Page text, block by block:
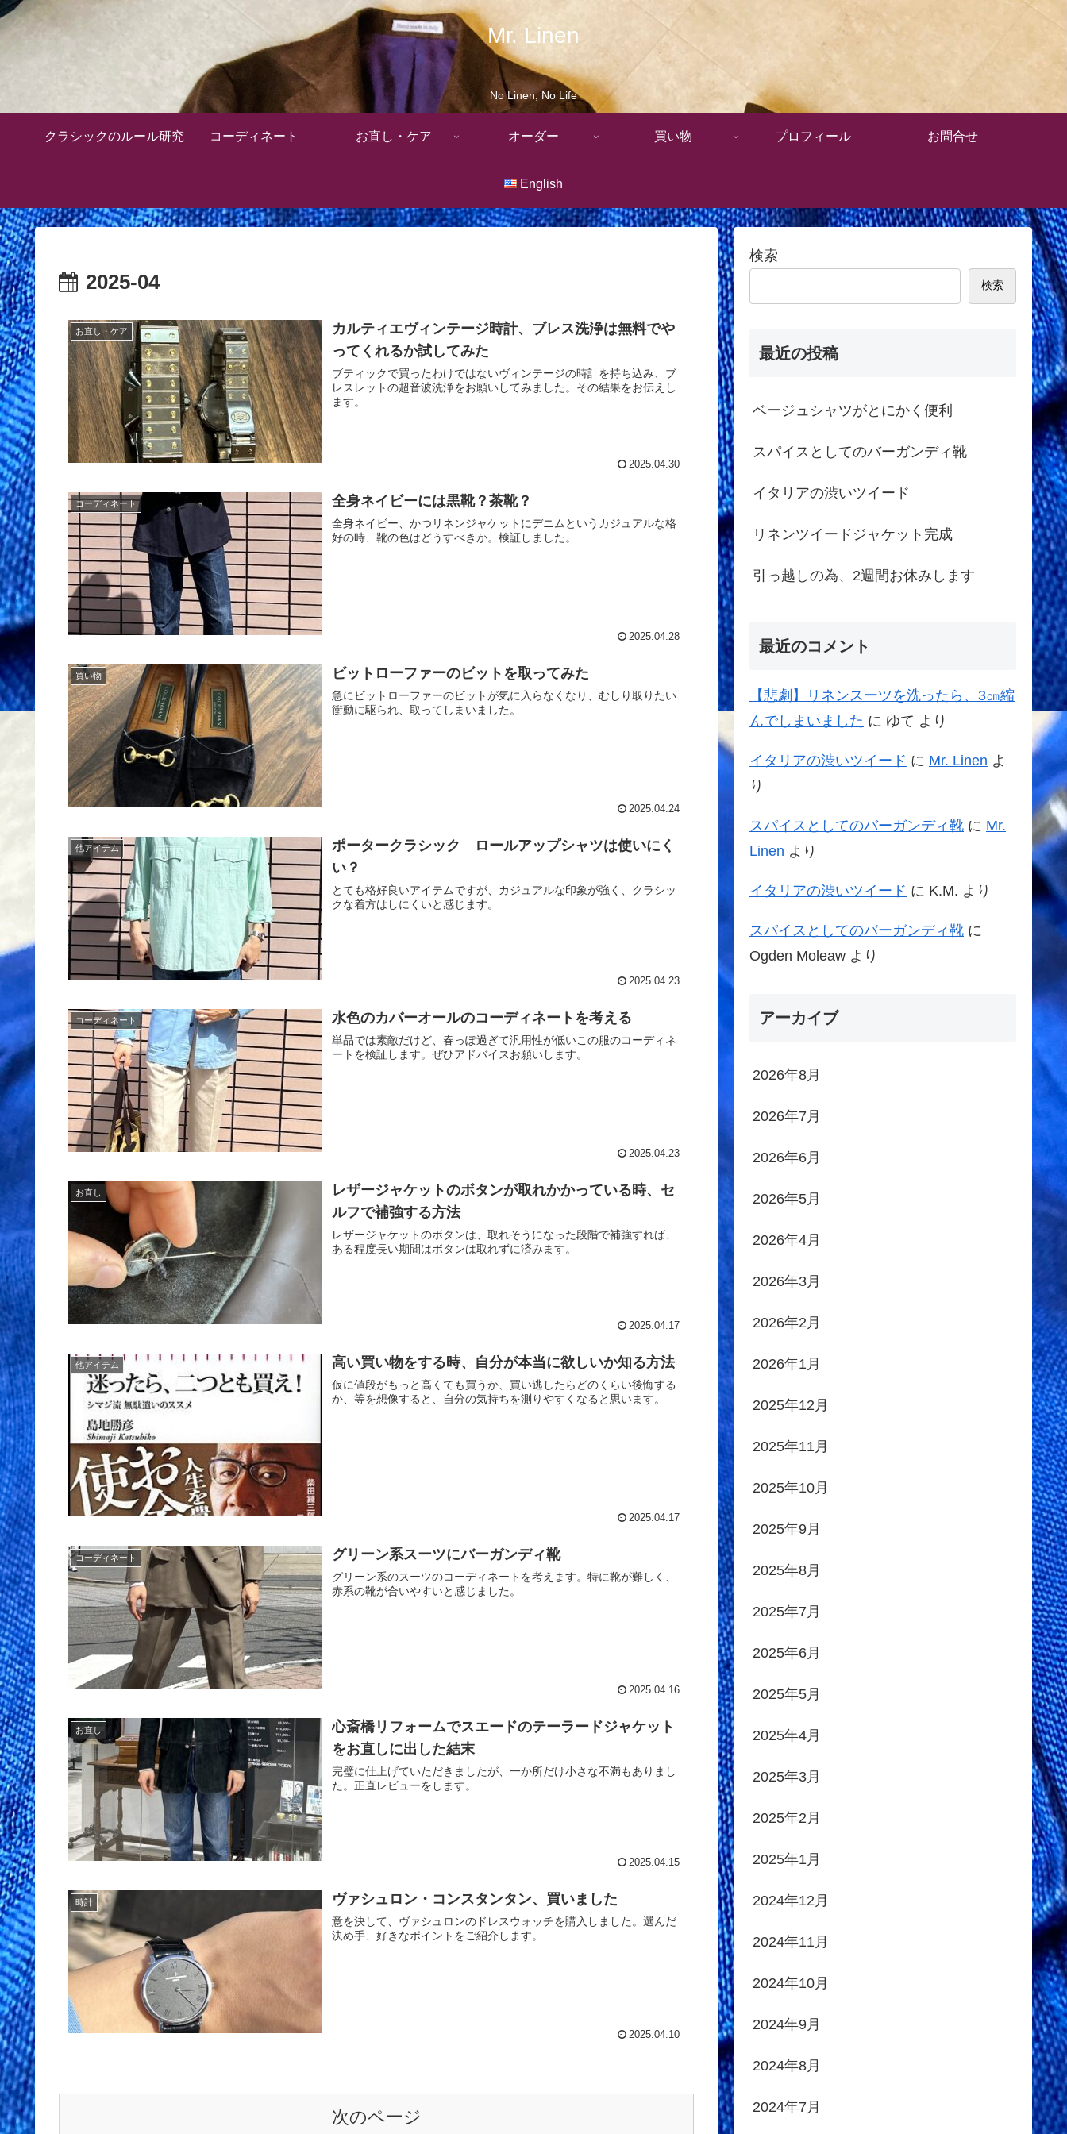
Mr. Linen
No Linen, No Life
クラシックのルール研究 コーディネート お直し・ケア オーダー 買い物 プロフィール お問合せ
English
2025-04
お直し・ケア
カルティエヴィンテージ時計、ブレス洗浄は無料でや
ってくれるか試してみた
ブティックで買ったわけではないヴィンテージの時計を持ち込み、ブ
レスレットの超音波洗浄をお願いしてみました。その結果をお伝えし
ます。
2025.04.30
コーディネート 全身ネイビーには黒靴？茶靴？
全身ネイビー、かつリネンジャケットにデニムというカジュアルな格
好の時、靴の色はどうすべきか。検証しました。
2025.04.28
買い物 ビットローファーのビットを取ってみた
急にビットローファーのビットが気に入らなくなり、むしり取りたい
衝動に駆られ、取ってしまいました。
2025.04.24
他アイテム
ポータークラシック ロールアップシャツは使いにく
い？
とても格好良いアイテムですが、カジュアルな印象が強く、クラシッ
クな着方はしにくいと感じます。
2025.04.23
コーディネート 水色のカバーオールのコーディネートを考える
単品では素敵だけど、春っぽ過ぎて汎用性が低いこの服のコーディネ
ートを検証します。ぜひアドバイスお願いします。
2025.04.23
お直し
レザージャケットのボタンが取れかかっている時、セ
ルフで補強する方法
レザージャケットのボタンは、取れそうになった段階で補強すれば、
ある程度長い期間はボタンは取れずに済みます。
2025.04.17
他アイテム 高い買い物をする時、自分が本当に欲しいか知る方法
仮に値段がもっと高くても買うか、買い逃したらどのくらい後悔する
か、等を想像すると、自分の気持ちを測りやすくなると思います。
2025.04.17
コーディネート グリーン系スーツにバーガンディ靴
グリーン系のスーツのコーディネートを考えます。特に靴が難しく、
赤系の靴が合いやすいと感じました。
2025.04.16
お直し
心斎橋リフォームでスエードのテーラードジャケット
をお直しに出した結末
完璧に仕上げていただきましたが、一か所だけ小さな不満もありまし
た。正直レビューをします。
2025.04.15
時計 ヴァシュロン・コンスタンタン、買いました
意を決して、ヴァシュロンのドレスウォッチを購入しました。選んだ
決め手、好きなポイントをご紹介します。
2025.04.10
次のページ
検索
検索
最近の投稿
ベージュシャツがとにかく便利
スパイスとしてのバーガンディ靴
イタリアの渋いツイード
リネンツイードジャケット完成
引っ越しの為、2週間お休みします
最近のコメント
【悲劇】リネンスーツを洗ったら、3㎝縮
んでしまいました に ゆて より
イタリアの渋いツイード に Mr. Linen よ
り
スパイスとしてのバーガンディ靴 に Mr.
Linen より
イタリアの渋いツイード に K.M. より
スパイスとしてのバーガンディ靴 に
Ogden Moleaw より
アーカイブ
2026年8月
2026年7月
2026年6月
2026年5月
2026年4月
2026年3月
2026年2月
2026年1月
2025年12月
2025年11月
2025年10月
2025年9月
2025年8月
2025年7月
2025年6月
2025年5月
2025年4月
2025年3月
2025年2月
2025年1月
2024年12月
2024年11月
2024年10月
2024年9月
2024年8月
2024年7月